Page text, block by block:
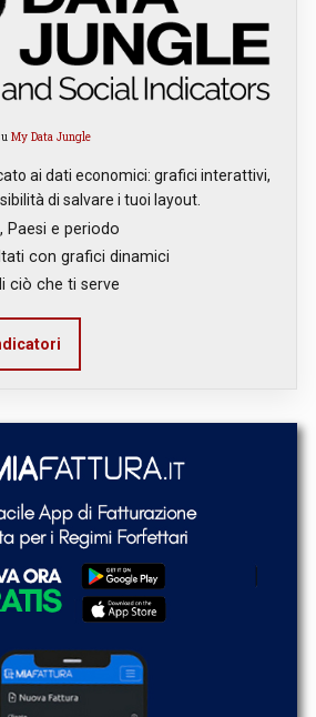
My Data Jungle
ai dati economici: grafici interattivi,
di salvare i tuoi layout.
Paesi e periodo
con grafici dinamici
ciò che ti serve